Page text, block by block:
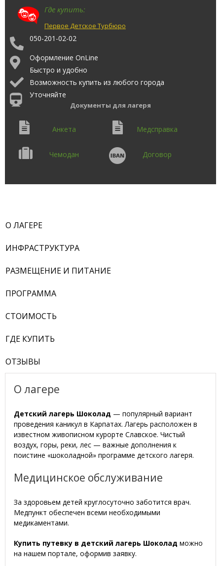
Где купить:
Первое Детское Турбюро
050-201-02-02
Оформление OnLine
Быстро и удобно
Возможность купить из любого города
Уточняйте
Документы для лагеря
Анкета Медсправка
Чемодан Договор
О ЛАГЕРЕ
ИНФРАСТРУКТУРА
РАЗМЕЩЕНИЕ И ПИТАНИЕ
ПРОГРАММА
СТОИМОСТЬ
ГДЕ КУПИТЬ
ОТЗЫВЫ
О лагере
Детский лагерь Шоколад — популярный вариант
проведения каникул в Карпатах. Лагерь расположен в
известном живописном курорте Славское. Чистый
воздух, горы, реки, лес — важные дополнения к
поистине «шоколадной» программе детского лагеря.
Медицинское обслуживание
За здоровьем детей круглосуточно заботится врач.
Медпункт обеспечен всеми необходимыми
медикаментами.
Купить путевку в детский лагерь Шоколад можно
на нашем портале, оформив заявку.